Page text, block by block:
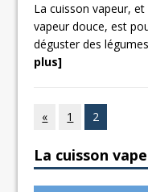
La cuisson vapeur,
vapeur douce, est
déguster des
plus]
« 1 2
La cuisson